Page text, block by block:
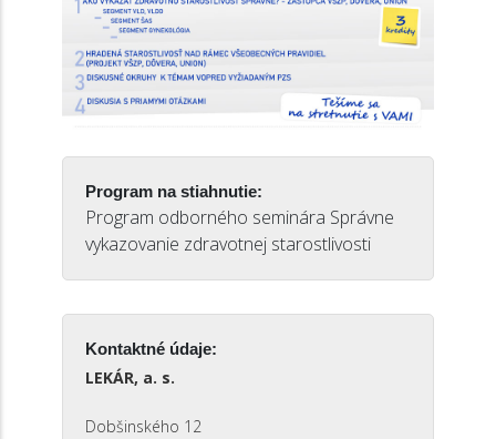
Program na stiahnutie:
Program odborného seminára Správne
vykazovanie zdravotnej starostlivosti
Kontaktné údaje:
LEKÁR, a. s.
Dobšinského 12